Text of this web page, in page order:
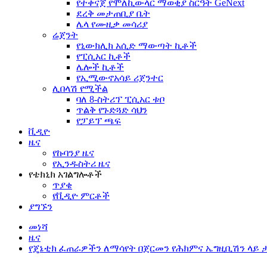
የተቀናጀ የሞለኪውላር ማወቂያ ስርዓት GeNext
ደረቅ መታጠቢያ ቤት
ሌላ የሙዚቃ መሳሪያ
ሬጀንት
የኒውክሊክ አሲድ ማውጣት ኪቶች
የፒሲአር ኪቶች
ሌሎች ኪቶች
የኢሚውኖአሳይ ሪጀንተር
ሊበላሽ የሚችል
ባለ 8-ስትሪፕ ፒሲአር ቱቦ
ጥልቅ የጉድጓድ ሳህን
የፓይፕ ጫፍ
ቪዲዮ
ዜና
የኩባንያ ዜና
የኢንዱስትሪ ዜና
የቴክኒክ አገልግሎቶች
ጥያቄ
የቪዲዮ ምርቶች
ያግኙን
መነሻ
ዜና
የጄኔቲክ ፈጠራዎችን ለማሳየት በጀርመን የሕክምና ኤግዚቢሽን ላይ